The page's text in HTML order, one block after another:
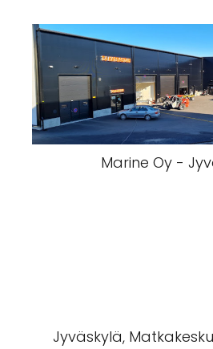
Marine Oy -
Jyväskylä,